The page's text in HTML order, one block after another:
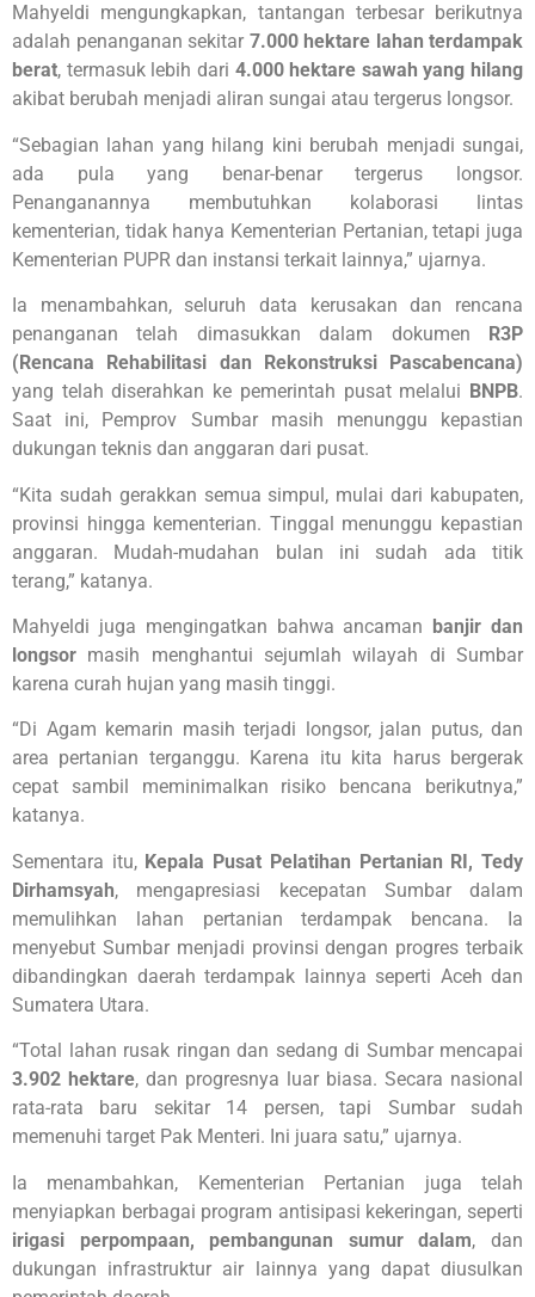
Mahyeldi mengungkapkan, tantangan terbesar berikutnya
adalah penanganan sekitar 7.000 hektare lahan terdampak
berat, termasuk lebih dari 4.000 hektare sawah yang hilang
akibat berubah menjadi aliran sungai atau tergerus longsor.
“Sebagian lahan yang hilang kini berubah menjadi sungai,
ada pula yang benar-benar tergerus longsor.
Penanganannya membutuhkan kolaborasi lintas
kementerian, tidak hanya Kementerian Pertanian, tetapi juga
Kementerian PUPR dan instansi terkait lainnya,” ujarnya.
Ia menambahkan, seluruh data kerusakan dan rencana
penanganan telah dimasukkan dalam dokumen
R3P
(Rencana Rehabilitasi dan Rekonstruksi Pascabencana)
yang telah diserahkan ke pemerintah pusat melalui BNPB.
Saat ini, Pemprov Sumbar masih menunggu kepastian
dukungan teknis dan anggaran dari pusat.
“Kita sudah gerakkan semua simpul, mulai dari kabupaten,
provinsi hingga kementerian. Tinggal menunggu kepastian
anggaran. Mudah-mudahan bulan ini sudah ada titik
terang,” katanya.
Mahyeldi juga mengingatkan bahwa ancaman banjir dan
longsor masih menghantui sejumlah wilayah di Sumbar
karena curah hujan yang masih tinggi.
“Di Agam kemarin masih terjadi longsor, jalan putus, dan
area pertanian terganggu. Karena itu kita harus bergerak
cepat sambil meminimalkan risiko bencana berikutnya,”
katanya.
Sementara itu, Kepala Pusat Pelatihan Pertanian RI, Tedy
Dirhamsyah, mengapresiasi kecepatan Sumbar dalam
memulihkan lahan pertanian terdampak bencana. Ia
menyebut Sumbar menjadi provinsi dengan progres terbaik
dibandingkan daerah terdampak lainnya seperti Aceh dan
Sumatera Utara.
“Total lahan rusak ringan dan sedang di Sumbar mencapai
3.902 hektare, dan progresnya luar biasa. Secara nasional
rata-rata baru sekitar 14 persen, tapi Sumbar sudah
memenuhi target Pak Menteri. Ini juara satu,” ujarnya.
Ia menambahkan, Kementerian Pertanian juga telah
menyiapkan berbagai program antisipasi kekeringan, seperti
irigasi perpompaan, pembangunan sumur dalam, dan
dukungan infrastruktur air lainnya yang dapat diusulkan